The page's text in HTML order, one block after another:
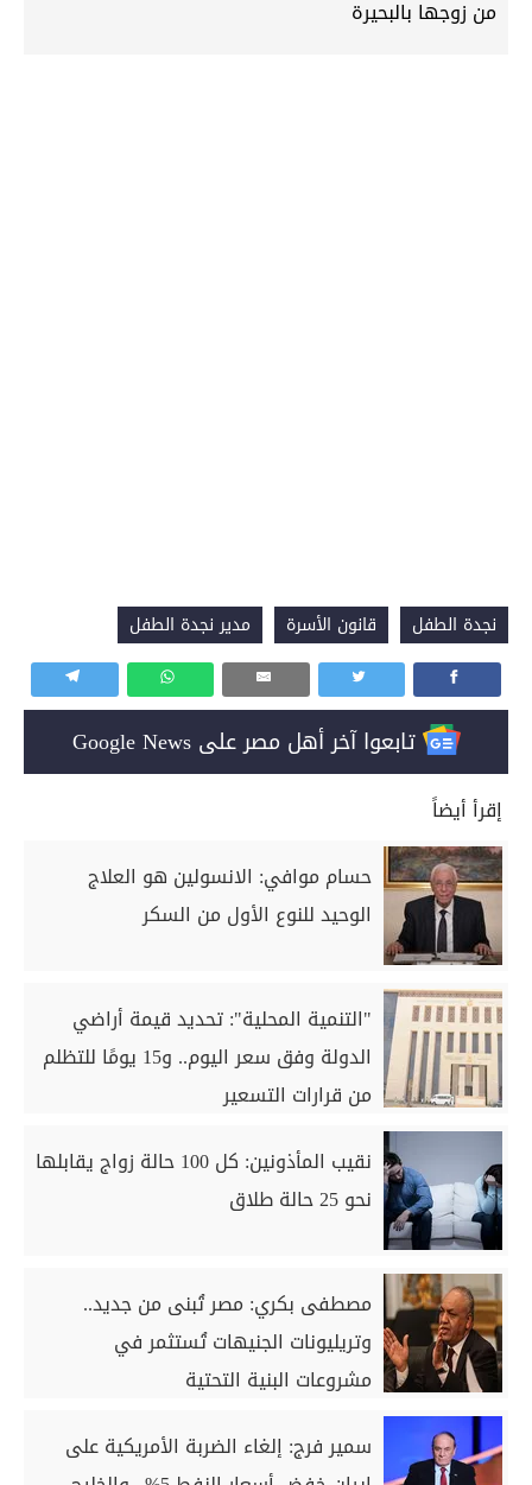
من زوجها بالبحيرة
نجدة الطفل قانون الأسرة مدير نجدة الطفل
تابعوا آخر أهل مصر على Google News
إقرأ أيضاً
حسام موافي: الانسولين هو العلاج
الوحيد للنوع الأول من السكر
"التنمية المحلية": تحديد قيمة أراضي
الدولة وفق سعر اليوم.. و15 يومًا للتظلم
من قرارات التسعير
نقيب المأذونين: كل 100 حالة زواج يقابلها
نحو 25 حالة طلاق
مصطفى بكري: مصر تُبنى من جديد..
وتريليونات الجنيهات تُستثمر في
مشروعات البنية التحتية
سمير فرج: إلغاء الضربة الأمريكية على